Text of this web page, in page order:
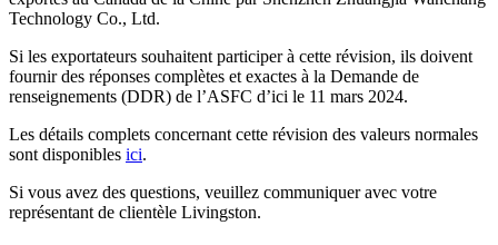
Technology Co., Ltd.
Si les exportateurs souhaitent participer à cette révision, ils doivent
fournir des réponses complètes et exactes à la Demande de
renseignements (DDR) de l’ASFC d’ici le 11 mars 2024.
Les détails complets concernant cette révision des valeurs normales
sont disponibles ici.
Si vous avez des questions, veuillez communiquer avec votre
représentant de clientèle Livingston.